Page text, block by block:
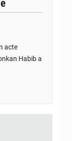
acte
Habib a